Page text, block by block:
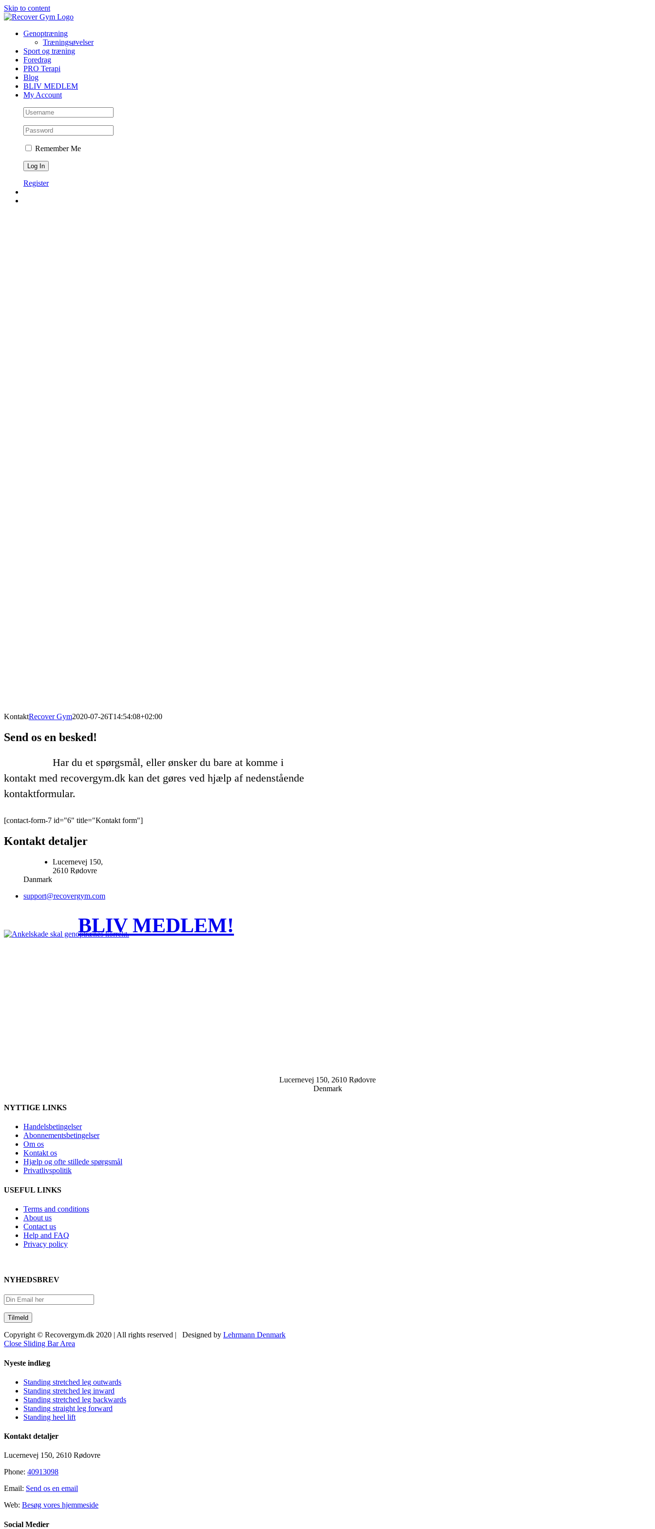
Skip to content
Genoptræning
Træningsøvelser
Sport og træning
Foredrag
PRO Terapi
Blog
BLIV MEDLEM
My Account
Remember Me
Register
KontaktRecover Gym2020-07-26T14:54:08+02:00
Send os en besked!
Har du et spørgsmål, eller ønsker du bare at komme i
kontakt med recovergym.dk kan det gøres ved hjælp af nedenstående
kontaktformular.
[contact-form-7 id="6" title="Kontakt form"]
Kontakt detaljer
Lucernevej 150,
2610 Rødovre
Danmark
support@recovergym.com
BLIV MEDLEM!
Lucernevej 150, 2610 Rødovre
Denmark
NYTTIGE LINKS
Handelsbetingelser
Abonnementsbetingelser
Om os
Kontakt os
Hjælp og ofte stillede spørgsmål
Privatlivspolitik
USEFUL LINKS
Terms and conditions
About us
Contact us
Help and FAQ
Privacy policy
NYHEDSBREV
Copyright © Recovergym.dk 2020 | All rights reserved | Designed by Lehrmann Denmark
Close Sliding Bar Area
Nyeste indlæg
Standing stretched leg outwards
Standing stretched leg inward
Standing stretched leg backwards
Standing straight leg forward
Standing heel lift
Kontakt detaljer
Lucernevej 150, 2610 Rødovre
Phone: 40913098
Email: Send os en email
Web: Besøg vores hjemmeside
Social Medier